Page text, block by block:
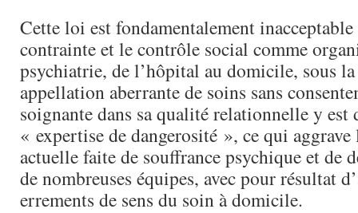
Cette loi est fondamentalement
contrainte et le contrôle social comme
psychiatrie, de l’hôpital au domicile, sous
appellation aberrante de soins sans
soignante dans sa qualité relationnelle y est
« expertise de dangerosité », ce qui
actuelle faite de souffrance psychique et de
de nombreuses équipes, avec pour résultat
errements de sens du soin à domicile.